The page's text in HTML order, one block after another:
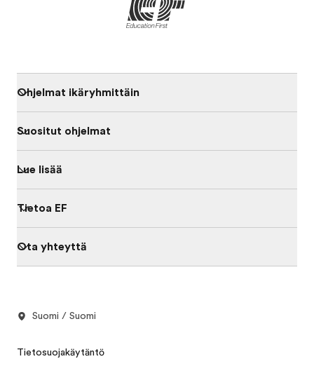
Ohjelmat ikäryhmittäin
Suositut ohjelmat
Lue lisää
Tietoa EF
Ota yhteyttä
Suomi / Suomi
Tietosuojakäytäntö